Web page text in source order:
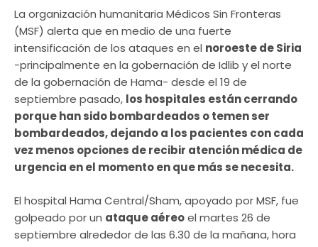
La organización humanitaria Médicos Sin Fronteras
(MSF) alerta que en medio de una fuerte
intensificación de los ataques en el noroeste de Siria
-principalmente en la gobernación de Idlib y el norte
de la gobernación de Hama- desde el 19 de
septiembre pasado, los hospitales están cerrando
porque han sido bombardeados o temen ser
bombardeados, dejando a los pacientes con cada
vez menos opciones de recibir atención médica de
urgencia en el momento en que más se necesita.
El hospital Hama Central/Sham, apoyado por MSF, fue
golpeado por un ataque aéreoel martes 26 de
septiembre alrededor de las 6.30 de la mañana, hora